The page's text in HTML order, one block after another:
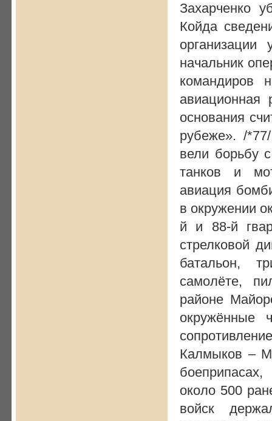
Захарченко
Койда
начальник
командиров
авиационная
основания
рубеже». /
вели борьбу
танков и
авиация
в окружении
й и 88-й
стрелковой
батальон,
самолёте,
районе
окружённые
Калмыков –
около 500
войск